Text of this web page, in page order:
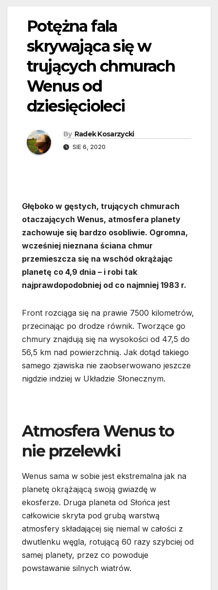
Potężna fala
skrywająca się w
trujących chmurach
Wenus od
dziesięcioleci
By Radek Kosarzycki
SIE 6, 2020
Głęboko w gęstych, trujących chmurach
otaczających Wenus, atmosfera planety
zachowuje się bardzo osobliwie. Ogromna,
wcześniej nieznana ściana chmur
przemieszcza się na wschód okrążając
planetę co 4,9 dnia – i robi tak
najprawdopodobniej od co najmniej 1983 r.
Front rozciąga się na prawie 7500 kilometrów,
przecinając po drodze równik. Tworzące go
chmury znajdują się na wysokości od 47,5 do
56,5 km nad powierzchnią. Jak dotąd takiego
samego zjawiska nie zaobserwowano jeszcze
nigdzie indziej w Układzie Słonecznym.
Atmosfera Wenus to
nie przelewki
Wenus sama w sobie jest ekstremalna jak na
planetę okrążającą swoją gwiazdę w
ekosferze. Druga planeta od Słońca jest
całkowicie skryta pod grubą warstwą
atmosfery składającej się niemal w całości z
dwutlenku węgla, rotującą 60 razy szybciej od
samej planety, przez co powoduje
powstawanie silnych wiatrów.